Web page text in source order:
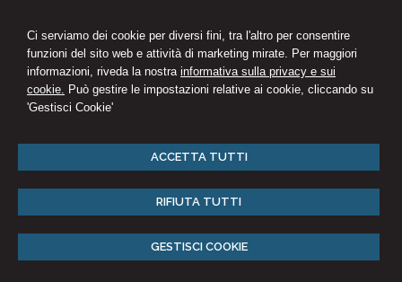
Ci serviamo dei cookie per diversi fini, tra l'altro per consentire
funzioni del sito web e attività di marketing mirate. Per maggiori
informazioni, riveda la nostra informativa sulla privacy e sui
cookie. Può gestire le impostazioni relative ai cookie, cliccando su
'Gestisci Cookie'
ACCETTA TUTTI
RIFIUTA TUTTI
GESTISCI COOKIE